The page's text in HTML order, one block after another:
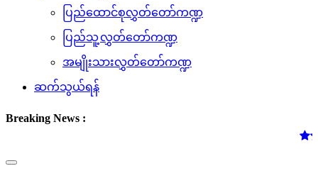
ပြည်ထောင်စုလွှတ်တော်ကဏ္ဍ
ပြည်သူ့လွှတ်တော်ကဏ္ဍ
အမျိုးသားလွှတ်တော်ကဏ္ဍ
ဆက်သွယ်ရန်
Breaking News :
(၅.၈.၂၀၂၆
Toggle